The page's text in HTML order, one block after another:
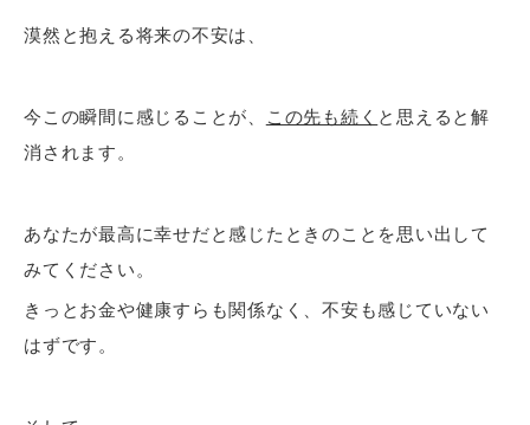
漠然と抱える将来の不安は、
今この瞬間に感じることが、 この先も続く と思えると解
消されます。
あなたが最高に幸せだと感じたときのことを思い出して
みてください。
きっとお金や健康すらも関係なく、不安も感じていない
はずです。